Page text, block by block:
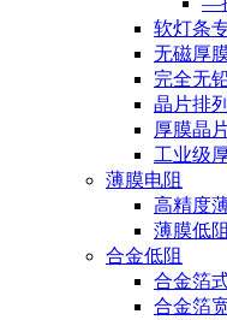
软灯条
无磁厚
完全无
晶片排
厚膜晶
工业级
薄膜电阻
高精度
薄膜低
合金低阻
合金箔
合金箔